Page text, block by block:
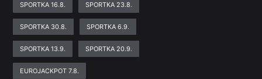
SPORTKA 16.8. SPORTKA 23.8.
SPORTKA 30.8. SPORTKA 6.9.
SPORTKA 13.9. SPORTKA 20.9.
EUROJACKPOT 7.8.